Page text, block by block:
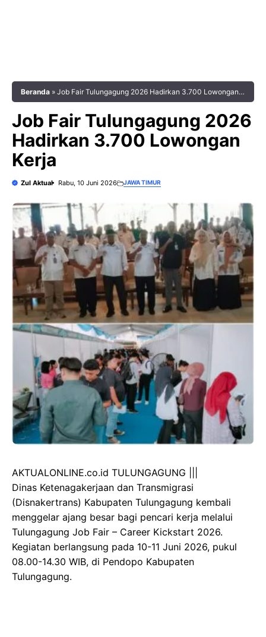
Beranda » Job Fair Tulungagung 2026 Hadirkan 3.700 Lowongan
Job Fair Tulungagung 2026
Hadirkan 3.700 Lowongan
Kerja
Zul Aktual Rabu, 10 Juni 2026 JAWA TIMUR
AKTUALONLINE.co.id TULUNGAGUNG |||
Dinas Ketenagakerjaan dan Transmigrasi
(Disnakertrans) Kabupaten Tulungagung kembali
menggelar ajang besar bagi pencari kerja melalui
Tulungagung Job Fair – Career Kickstart 2026.
Kegiatan berlangsung pada 10-11 Juni 2026, pukul
08.00-14.30 WIB, di Pendopo Kabupaten
Tulungagung.